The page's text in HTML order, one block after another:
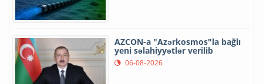
AZCON-a "Azərkosmos"la bağlı
yeni səlahiyyətlər verilib
06-08-2026